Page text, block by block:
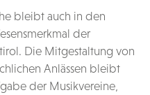
bleibt auch in den
der
Die Mitgestaltung von
Anlässen bleibt
der Musikvereine,